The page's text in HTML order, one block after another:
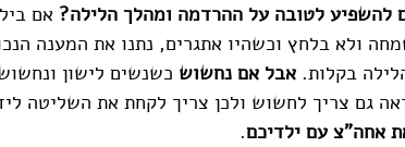
להשפיע לטובה על ההרדמה ומהלך הלילה? אם
ולא בלחץ וכשהיו אתגרים, נתנו את המענה
בקלות. אבל אם נחשוש כשנשים לישון
גם צריך לחשוש ולכן צריך לקחת את השליטה
אחה"צ עם ילדיכם.